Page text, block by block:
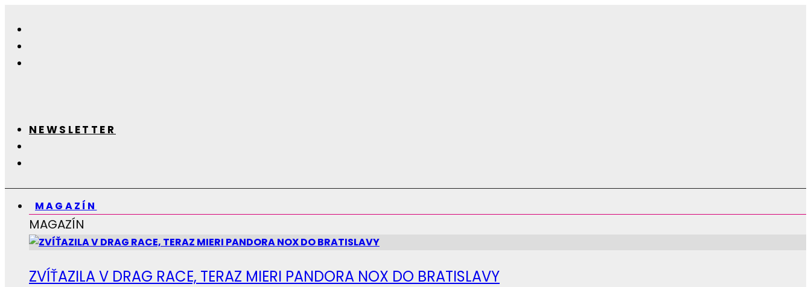
NEWSLETTER
MAGAZÍN
MAGAZÍN
ZVÍŤAZILA V DRAG RACE, TERAZ MIERI PANDORA NOX DO BRATISLAVY